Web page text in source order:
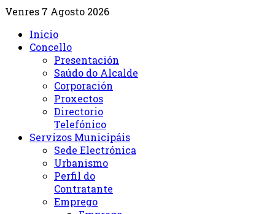
Venres 7 Agosto 2026
Inicio
Concello
Presentación
Saúdo do Alcalde
Corporación
Proxectos
Directorio
Telefónico
Servizos Municipáis
Sede Electrónica
Urbanismo
Perfil do
Contratante
Emprego